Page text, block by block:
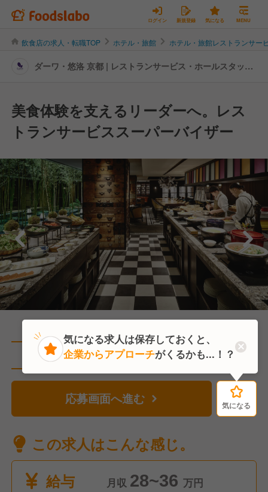
ログイン 新規登録 気になる MENU
飲食店の求人・転職TOP ホテル・旅館 ホテル・旅館レストランサー
ダーワ・悠洛 京都 | レストランサービス・ホールスタッフ
美食体験を支えるリーダーへ。レス
トランサービススーパーバイザー
直近2人がこの求人を検討中
応募画面へ進む 気になる
この求人はこんな感じ。
給与
月収 28~36 万円
気になる
気になる求人は保存しておくと、
企業からアプローチがくるかも...！？